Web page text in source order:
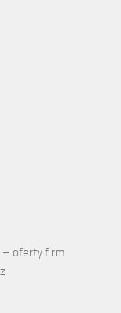
– oferty firm